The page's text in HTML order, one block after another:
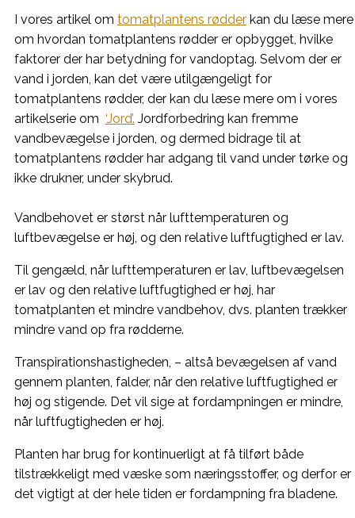
I vores artikel om tomatplantens rødder kan du læse mere
om hvordan tomatplantens rødder er opbygget, hvilke
faktorer der har betydning for vandoptag. Selvom der er
vand i jorden, kan det være utilgængeligt for
tomatplantens rødder, der kan du læse mere om i vores
artikelserie om ‘Jord’. Jordforbedring kan fremme
vandbevægelse i jorden, og dermed bidrage til at
tomatplantens rødder har adgang til vand under tørke og
ikke drukner, under skybrud.
Vandbehovet er størst når lufttemperaturen og
luftbevægelse er høj, og den relative luftfugtighed er lav.
Til gengæld, når lufttemperaturen er lav, luftbevægelsen
er lav og den relative luftfugtighed er høj, har
tomatplanten et mindre vandbehov, dvs. planten trækker
mindre vand op fra rødderne.
Transpirationshastigheden, – altså bevægelsen af vand
gennem planten, falder, når den relative luftfugtighed er
høj og stigende. Det vil sige at fordampningen er mindre,
når luftfugtigheden er høj.
Planten har brug for kontinuerligt at få tilført både
tilstrækkeligt med væske som næringsstoffer, og derfor er
det vigtigt at der hele tiden er fordampning fra bladene.